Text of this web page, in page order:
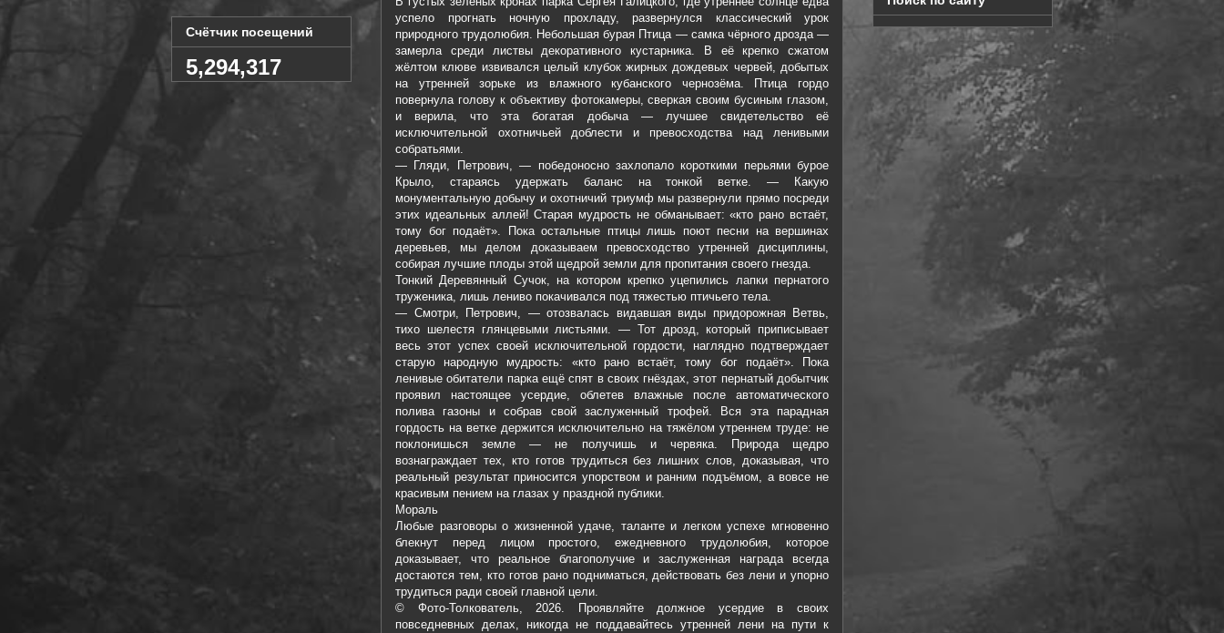
успело прогнать ночную прохладу, развернулся классический урок
природного трудолюбия. Небольшая бурая Птица — самка чёрного дрозда —
замерла среди листвы декоративного кустарника. В её крепко сжатом
жёлтом клюве извивался целый клубок жирных дождевых червей, добытых
на утренней зорьке из влажного кубанского чернозёма. Птица гордо
повернула голову к объективу фотокамеры, сверкая своим бусиным глазом,
и верила, что эта богатая добыча — лучшее свидетельство её
исключительной охотничьей доблести и превосходства над ленивыми
собратьями.
— Гляди, Петрович, — победоносно захлопало короткими перьями бурое
Крыло, стараясь удержать баланс на тонкой ветке. — Какую
монументальную добычу и охотничий триумф мы развернули прямо посреди
этих идеальных аллей! Старая мудрость не обманывает: «кто рано встаёт,
тому бог подаёт». Пока остальные птицы лишь поют песни на вершинах
деревьев, мы делом доказываем превосходство утренней дисциплины,
собирая лучшие плоды этой щедрой земли для пропитания своего гнезда.
Тонкий Деревянный Сучок, на котором крепко уцепились лапки пернатого
труженика, лишь лениво покачивался под тяжестью птичьего тела.
— Смотри, Петрович, — отозвалась видавшая виды придорожная Ветвь,
тихо шелестя глянцевыми листьями. — Тот дрозд, который приписывает
весь этот успех своей исключительной гордости, наглядно подтверждает
старую народную мудрость: «кто рано встаёт, тому бог подаёт». Пока
ленивые обитатели парка ещё спят в своих гнёздах, этот пернатый добытчик
проявил настоящее усердие, облетев влажные после автоматического
полива газоны и собрав свой заслуженный трофей. Вся эта парадная
гордость на ветке держится исключительно на тяжёлом утреннем труде: не
поклонишься земле — не получишь и червяка. Природа щедро
вознаграждает тех, кто готов трудиться без лишних слов, доказывая, что
реальный результат приносится упорством и ранним подъёмом, а вовсе не
красивым пением на глазах у праздной публики.
Мораль
Любые разговоры о жизненной удаче, таланте и легком успехе мгновенно
блекнут перед лицом простого, ежедневного трудолюбия, которое
доказывает, что реальное благополучие и заслуженная награда всегда
достаются тем, кто готов рано подниматься, действовать без лени и упорно
трудиться ради своей главной цели.
© Фото-Толкователь, 2026. Проявляйте должное усердие в своих
повседневных делах, никогда не поддавайтесь утренней лени на пути к
Счётчик посещений
5,294,317